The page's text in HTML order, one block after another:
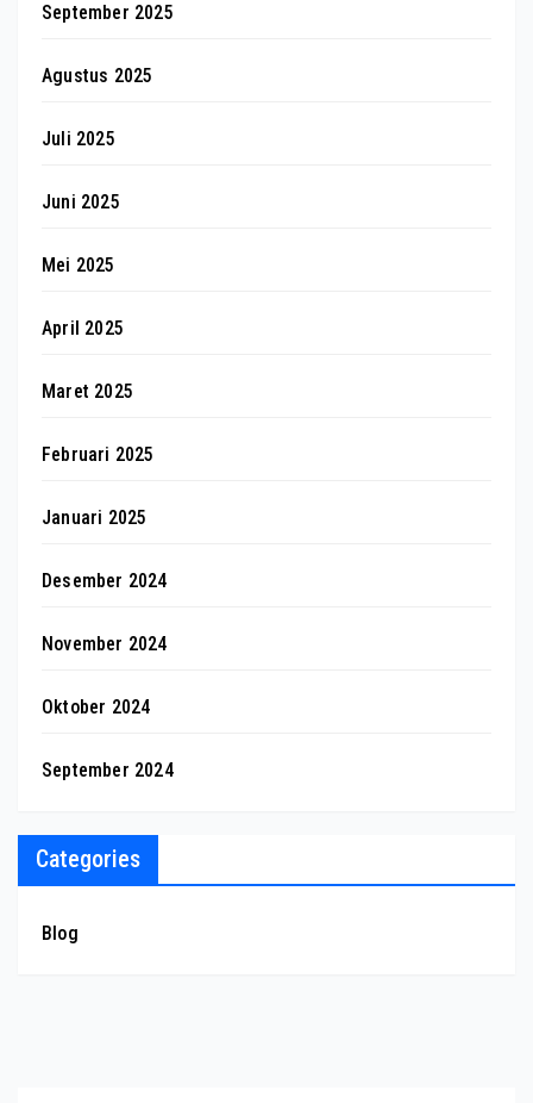
September 2025
Agustus 2025
Juli 2025
Juni 2025
Mei 2025
April 2025
Maret 2025
Februari 2025
Januari 2025
Desember 2024
November 2024
Oktober 2024
September 2024
Categories
Blog